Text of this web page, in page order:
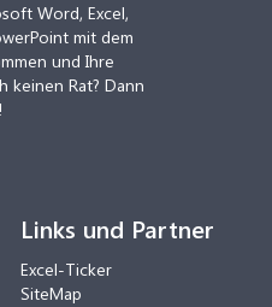
Word, Excel,
mit dem
und Ihre
keinen Rat? Dann
Links und Partner
Excel-Ticker
SiteMap